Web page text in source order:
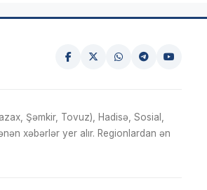
Şəmkir, Tovuz), Hadisə, Sosial,
xəbərlər yer alır. Regionlardan ən